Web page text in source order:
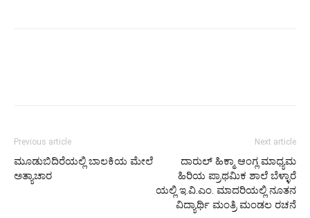
Previous article
ಮೂಡುಬಿದಿರೆಯಲ್ಲಿ ಬಾಲಕಿಯ ಮೇಲೆ
ಅತ್ಯಾಚಾರ
Next article
ದಾರುಲ್ ಹಿಕ್ಮಾ ಆಂಗ್ಲ ಮಾಧ್ಯಮ
ಹಿರಿಯ ಪ್ರಾಥಮಿಕ ಶಾಲೆ ಬೆಳ್ಳಾರೆ
ಯಲ್ಲಿ ಇ.ವಿ.ಎಂ. ಮಾದರಿಯಲ್ಲಿ ನೂತನ
ವಿದ್ಯಾರ್ಥಿ ಮಂತ್ರಿ ಮಂಡಲ ರಚನೆ